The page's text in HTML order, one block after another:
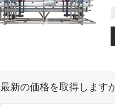
最新の価格を取得します